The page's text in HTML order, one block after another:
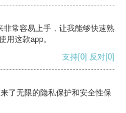
常容易上手，让我能够快速熟
用这款app。
支持[0] 反对[0]
了无限的隐私保护和安全性保